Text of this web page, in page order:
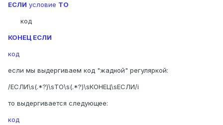
ЕСЛИ условие ТО
код
КОНЕЦ ЕСЛИ
код
если мы выдергиваем код "жадной" регуляркой:
/ЕСЛИ\s(.*?)\sТО\s(.*?)\sКОНЕЦ\sЕСЛИ/i
то выдергивается следующее:
код